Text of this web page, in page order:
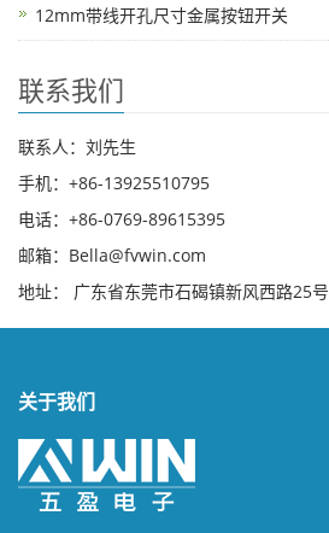
12mm带线开孔尺寸金属按钮开关
联系我们
联系人：刘先生
手机：+86-13925510795
电话：+86-0769-89615395
邮箱：Bella@fvwin.com
地址： 广东省东莞市石碣镇新风西路25号
关于我们